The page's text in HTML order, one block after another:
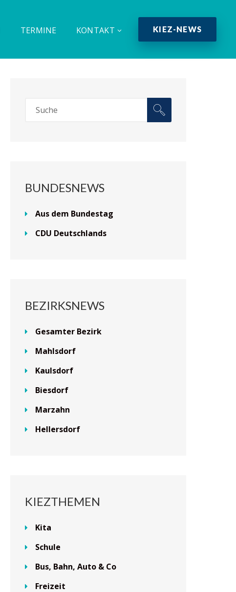
TERMINE KONTAKT KIEZ-NEWS
BUNDESNEWS
Aus dem Bundestag
CDU Deutschlands
BEZIRKSNEWS
Gesamter Bezirk
Mahlsdorf
Kaulsdorf
Biesdorf
Marzahn
Hellersdorf
KIEZTHEMEN
Kita
Schule
Bus, Bahn, Auto & Co
Freizeit